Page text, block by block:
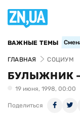
ВАЖНЫЕ ТЕМЫ
ГЛАВНАЯ СОЦИУМ
БУЛЫЖНИК
19 июня, 1998, 00:00
Поделиться